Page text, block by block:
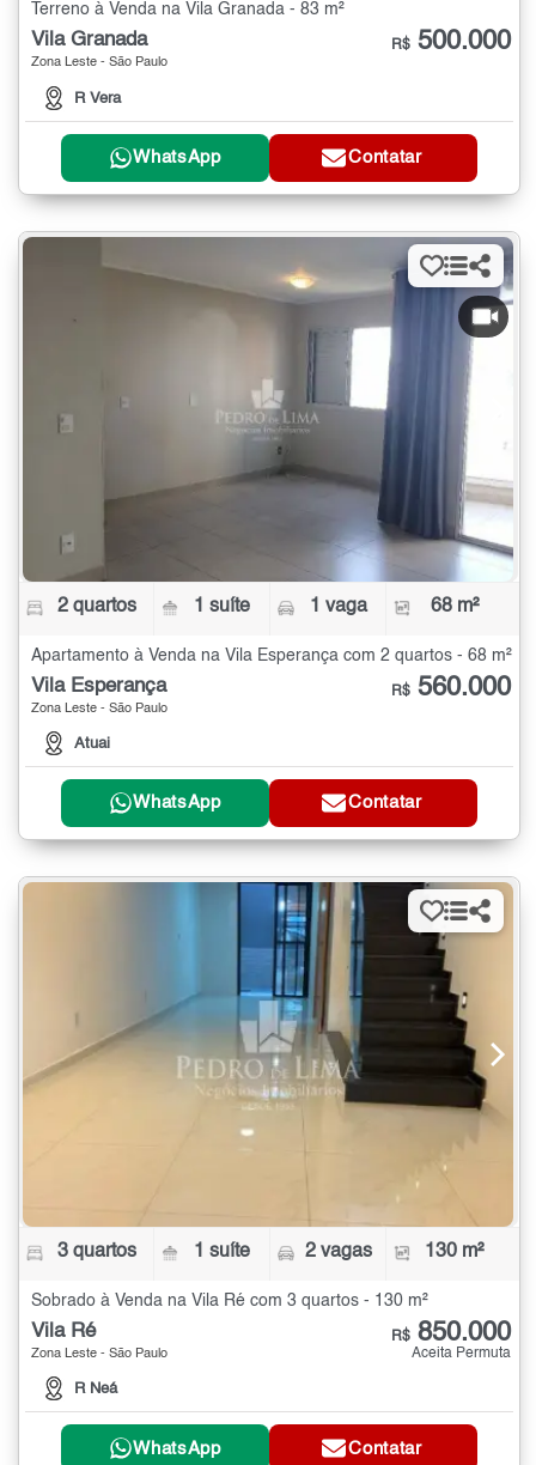
Terreno à Venda na Vila Granada - 83 m²
Vila Granada
Zona Leste - São Paulo
R Vera
R$ 500.000
WhatsApp Contatar
2 quartos 1 suíte 1 vaga 68 m²
Apartamento à Venda na Vila Esperança com 2 quartos - 68 m²
Vila Esperança
Zona Leste - São Paulo
Atuai
R$ 560.000
WhatsApp Contatar
3 quartos 1 suíte 2 vagas 130 m²
Sobrado à Venda na Vila Ré com 3 quartos - 130 m²
Vila Ré
Zona Leste - São Paulo
R Neá
R$ 850.000
Aceita Permuta
WhatsApp Contatar